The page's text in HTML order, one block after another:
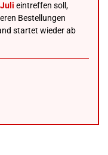
eintreffen soll,
Bestellungen
startet wieder ab